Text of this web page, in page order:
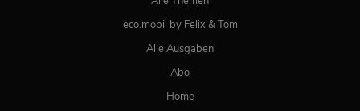
eco.mobil by Felix & Tom
Alle Ausgaben
Abo
Home